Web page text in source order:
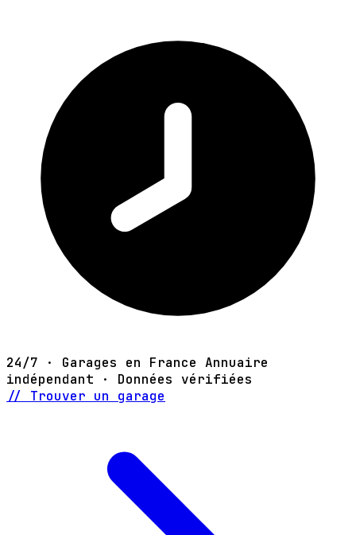
24/7 · Garages en France Annuaire
indépendant · Données vérifiées
// Trouver un garage